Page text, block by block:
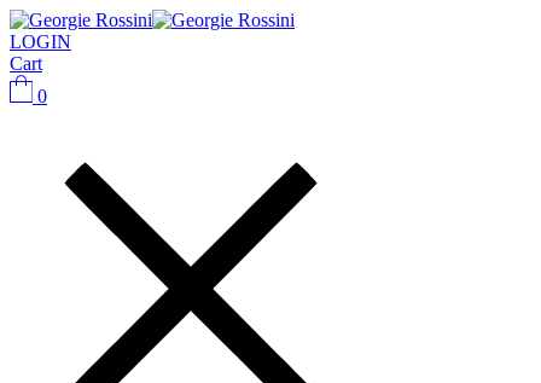
LOGIN
Cart
0